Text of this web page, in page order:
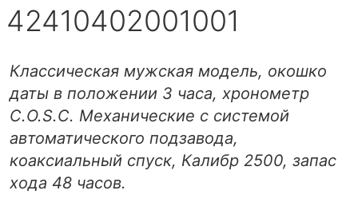
42410402001001
Классическая мужская модель, окошко
даты в положении 3 часа, хронометр
C.O.S.C. Механические с системой
автоматического подзавода,
коаксиальный спуск, Калибр 2500, запас
хода 48 часов.